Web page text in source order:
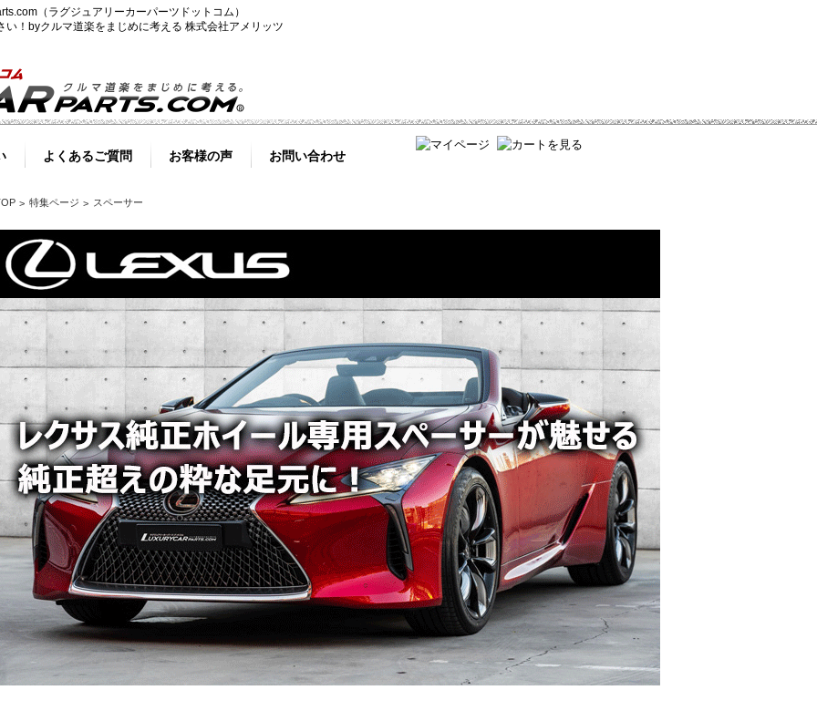
（ラグジュアリーカーパーツドットコム）
！byクルマ道楽をまじめに考える 株式会社アメリッツ
よくあるご質問 お客様の声 お問い合わせ
特集ページ スペーサー